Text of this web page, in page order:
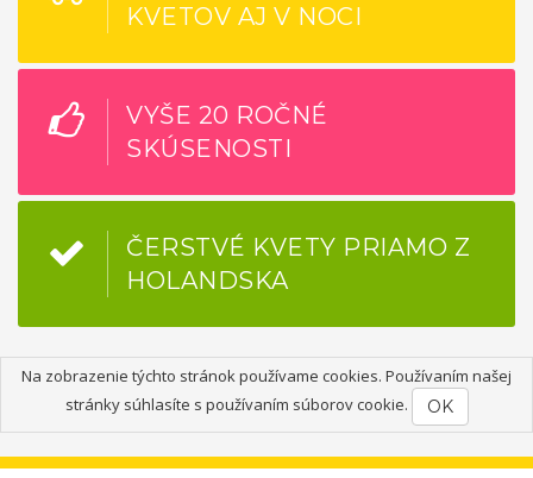
KVETOV AJ V NOCI
VYŠE 20 ROČNÉ
SKÚSENOSTI
ČERSTVÉ KVETY PRIAMO Z
HOLANDSKA
Na zobrazenie týchto stránok používame cookies. Používaním našej
stránky súhlasíte s používaním súborov cookie.
OK